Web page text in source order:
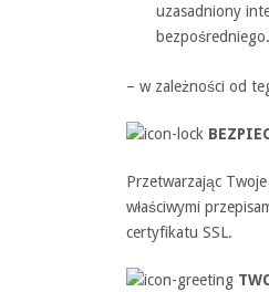
uzasadniony
bezpośredniego.
– w zależności od
Przetwarzając
właściwymi
certyfikatu SSL.